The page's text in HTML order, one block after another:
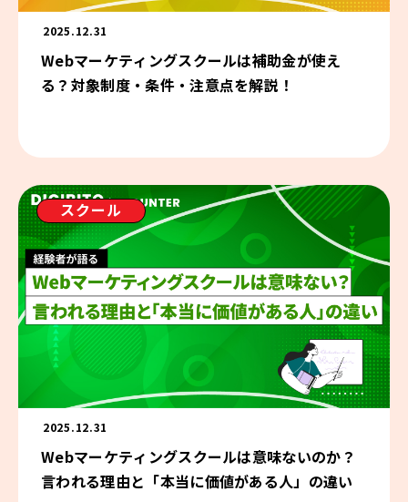
2025.12.31
Webマーケティングスクールは補助金が使え
る？対象制度・条件・注意点を解説！
スクール
2025.12.31
Webマーケティングスクールは意味ないのか？
言われる理由と「本当に価値がある人」の違い